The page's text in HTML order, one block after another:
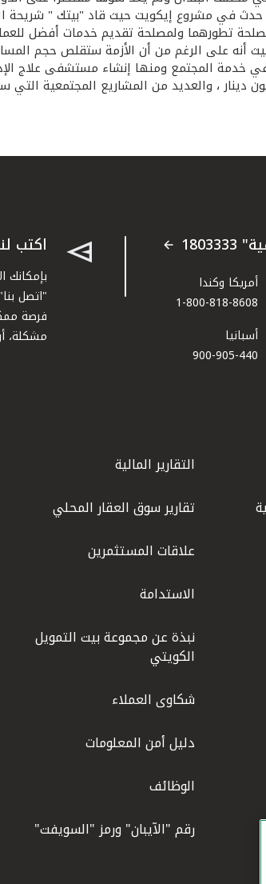
تطورهما ولمصلحة تقديم خدمات أفضل
أنه على الرغم من أن الأزمة ستقلص حجم
بتكلفة مليون دينار ، والعديد من المشاريع
أمريكا وكندا
1-800-818-8608
أسبانيا
900-905-440
اكتب
بإمكانك
"اتصل
فرصة
مشكلة،
التقارير المالية
تقارير سوق العقار المحلي
علاقات المستثمرين
الاستدامة
نبذة عن مجموعة بيت التمويل
الكويتي
شكاوى العملاء
دليل أمن المعلومات
الوظائف
رقم "الآيبان" ورمز "السويفت"